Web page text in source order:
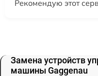
Рекомендую этот
Замена устройств
машины Gaggenau